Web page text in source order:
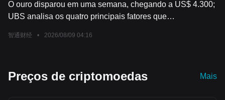
dos preços nos setores de serviços e habitação. De
acordo com os dados mais recentes, o Federal Reserve
continua cauteloso, enfatizando que é necessário obter
O ouro disparou em uma semana, chegando a US$ 4.300;
UBS analisa os quatro principais fatores que
智通财经 • 2026/08/09 04:16
Preços de criptomoedas Mais